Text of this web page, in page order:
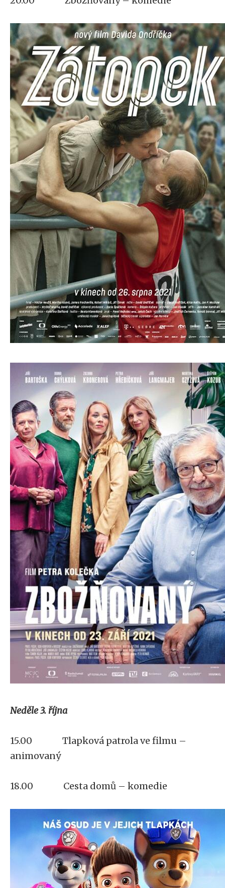
Neděle 3. října
15.00 Tlapková patrola ve filmu –
animovaný
18.00 Cesta domů – komedie